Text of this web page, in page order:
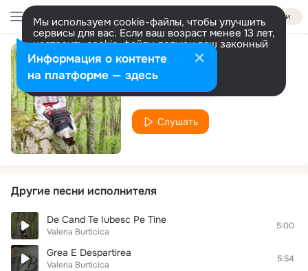
Войти
Мы используем cookie-файлы, чтобы улучшить
сервисы для вас. Если ваш возраст менее 13 лет,
настроить cookie-файлы должен ваш законный
представитель. Больше информации
Разрешить все Настроить
Tata
Valeria Burticica
Слушать
Другие песни исполнителя
De Cand Te Iubesc Pe Tine
Valeria Burticica
5:00
Grea E Despartirea
Valeria Burticica
5:54
Информация о контенте
на платформе — здесь